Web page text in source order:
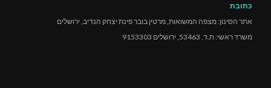
כתובת
אתר הסינון: מצפה המשואות, מרטין בובר פינת יצחק הנדיב, ירושלים
משרד ראשי: ת.ד. 53463, ירושלים 9153303